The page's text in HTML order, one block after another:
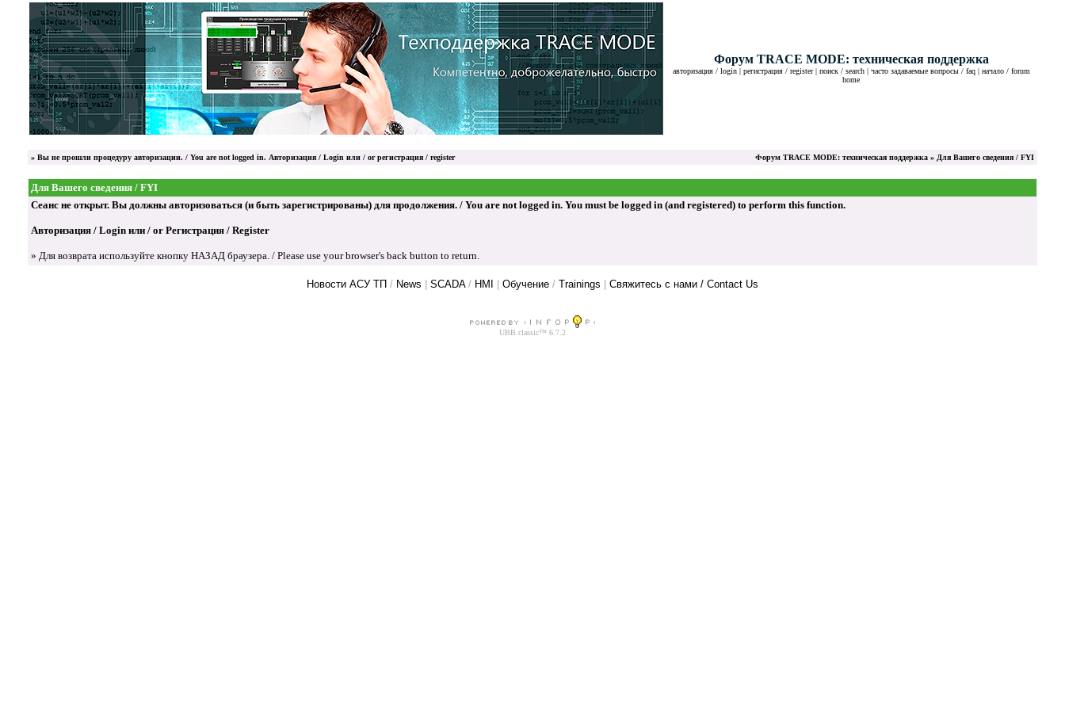
Форум TRACE MODE: техническая поддержка
авторизация / login| регистрация / register | поиск / search| часто задаваемые вопросы / faq| начало / forum
home
» Вы не прошли процедуру авторизации. / You are not logged in. Авторизация / Login или / orрегистрация / register Форум TRACE MODE: техническая поддержка » Для Вашего сведения / FYI
Для Вашего сведения / FYI
Сеанс не открыт. Вы должны авторизоваться (и быть зарегистрированы) для продолжения. / You are not logged in. You must be logged in (and registered) to perform this function.
Авторизация / Login или / or Регистрация / Register
» Для возврата используйте кнопку НАЗАД браузера. / Please use your browser's back button to return.
Новости АСУ ТП / News SCADA/ HMI Обучение / Trainings Свяжитесь с нами / Contact Us
UBB.classic™ 6.7.2